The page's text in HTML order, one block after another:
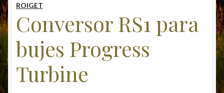
ROIGET
Conversor RS1 para
bujes Progress
Turbine